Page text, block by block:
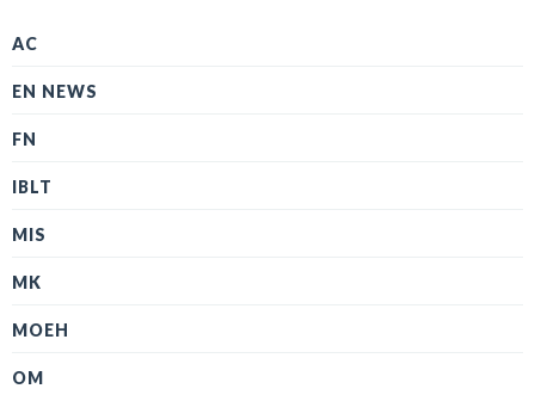
AC
EN NEWS
FN
IBLT
MIS
MK
MOEH
OM